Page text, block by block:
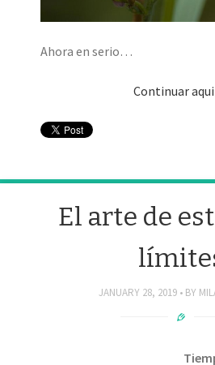
Ahora en serio…
Continuar
El arte de
JANUARY 28, 2019 BY